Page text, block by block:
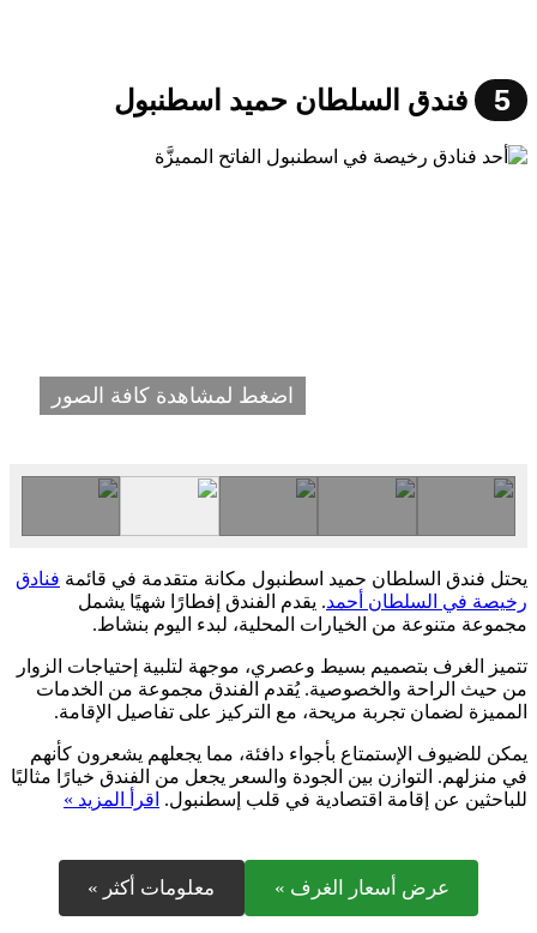
5 فندق السلطان حميد اسطنبول
اضغط لمشاهدة كافة الصور
يحتل فندق السلطان حميد اسطنبول مكانة متقدمة في قائمة فنادق
رخيصة في السلطان أحمد. يقدم الفندق إفطارًا شهيًا يشمل
مجموعة متنوعة من الخيارات المحلية، لبدء اليوم بنشاط.
تتميز الغرف بتصميم بسيط وعصري، موجهة لتلبية إحتياجات الزوار
من حيث الراحة والخصوصية. يُقدم الفندق مجموعة من الخدمات
المميزة لضمان تجربة مريحة، مع التركيز على تفاصيل الإقامة.
يمكن للضيوف الإستمتاع بأجواء دافئة، مما يجعلهم يشعرون كأنهم
في منزلهم. التوازن بين الجودة والسعر يجعل من الفندق خيارًا مثاليًا
للباحثين عن إقامة اقتصادية في قلب إسطنبول. اقرأ المزيد »
عرض أسعار الغرف » معلومات أكثر »